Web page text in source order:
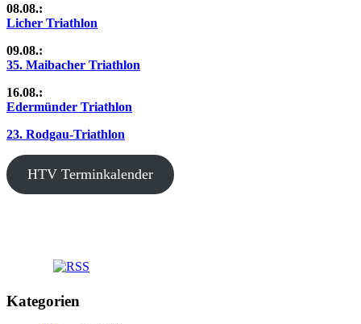
08.08.:
Licher Triathlon
09.08.:
35. Maibacher Triathlon
16.08.:
Edermünder Triathlon
23. Rodgau-Triathlon
HTV Terminkalender
Kategorien